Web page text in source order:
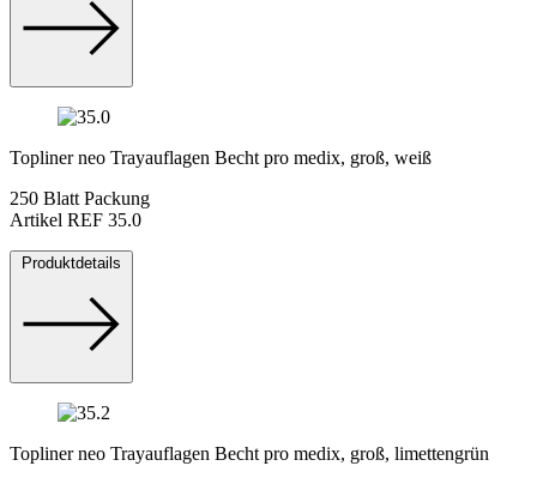
Topliner neo Trayauflagen Becht pro medix, groß, weiß
250 Blatt Packung
Artikel REF 35.0
Produktdetails
Topliner neo Trayauflagen Becht pro medix, groß, limettengrün